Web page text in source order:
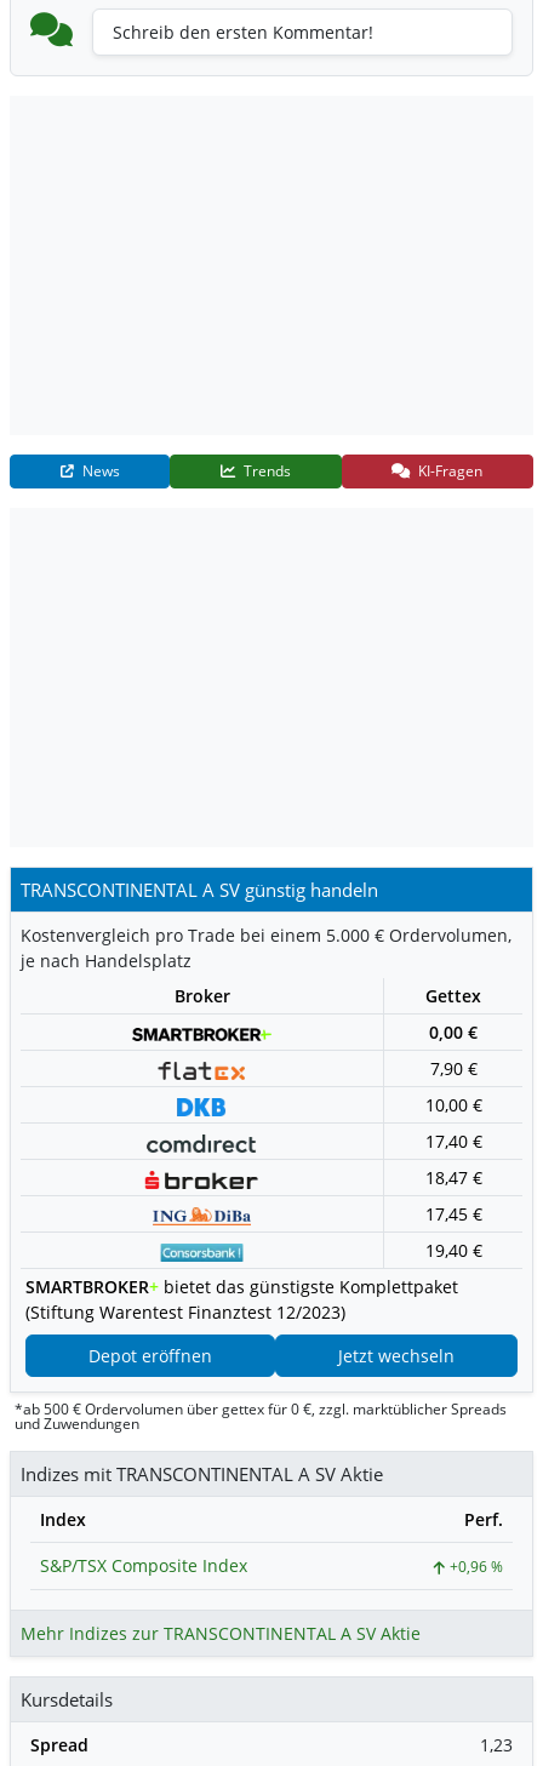
Schreib den ersten Kommentar!
News Trends KI-Fragen
TRANSCONTINENTAL A SV günstig handeln
Kostenvergleich pro Trade bei einem 5.000 € Ordervolumen,
je nach Handelsplatz
Broker
Gettex
0,00 €
7,90 €
10,00 €
17,40 €
18,47 €
17,45 €
19,40 €
SMARTBROKER+ bietet das günstigste Komplettpaket
(Stiftung Warentest Finanztest 12/2023)
Depot eröffnen
Jetzt wechseln
*ab 500 € Ordervolumen über gettex für 0 €, zzgl. marktüblicher Spreads
und Zuwendungen
Indizes mit TRANSCONTINENTAL A SV Aktie
Index
Perf.
S&P/TSX Composite Index
+0,96 %
Mehr Indizes zur TRANSCONTINENTAL A SV Aktie
Kursdetails
Spread 1,23